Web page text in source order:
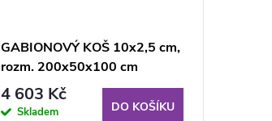
GABIONOVÝ KOŠ 10x2,5 cm,
rozm. 200x50x100 cm
4 603 Kč
Skladem DO KOŠÍKU